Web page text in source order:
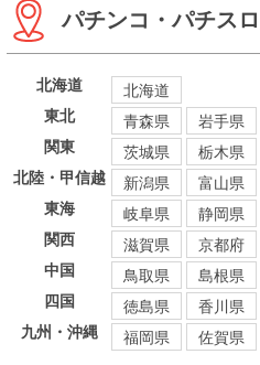
パチンコ・パチス
北海道
北海道
東北
青森県 岩手県
関東
茨城県 栃木県
北陸・甲信越
新潟県 富山県
東海
岐阜県 静岡県
関西
滋賀県 京都府
中国
鳥取県 島根県
四国
徳島県 香川県
九州・沖縄
福岡県 佐賀県